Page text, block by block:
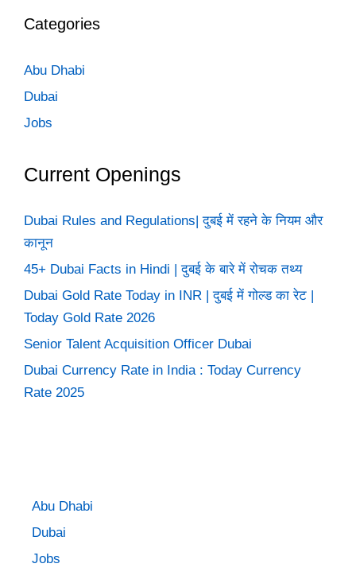
Categories
Abu Dhabi
Dubai
Jobs
Current Openings
Dubai Rules and Regulations| दुबई में रहने के नियम और
कानून
45+ Dubai Facts in Hindi | दुबई के बारे में रोचक तथ्य
Dubai Gold Rate Today in INR | दुबई में गोल्ड का रेट |
Today Gold Rate 2026
Senior Talent Acquisition Officer Dubai
Dubai Currency Rate in India : Today Currency
Rate 2025
Abu Dhabi
Dubai
Jobs